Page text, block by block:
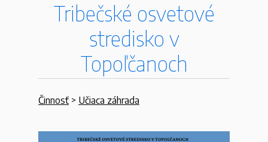
Tribečské osvetové
stredisko v
Topoľčanoch
Činnosť > Učiaca záhrada